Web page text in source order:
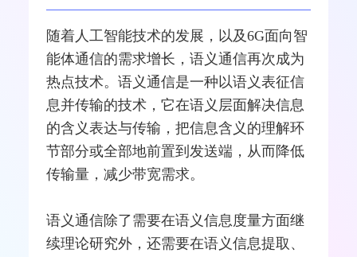
随着人工智能技术的发展，以及6G面向智
能体通信的需求增长，语义通信再次成为
热点技术。语义通信是一种以语义表征信
息并传输的技术，它在语义层面解决信息
的含义表达与传输，把信息含义的理解环
节部分或全部地前置到发送端，从而降低
传输量，减少带宽需求。
语义通信除了需要在语义信息度量方面继
续理论研究外，还需要在语义信息提取、